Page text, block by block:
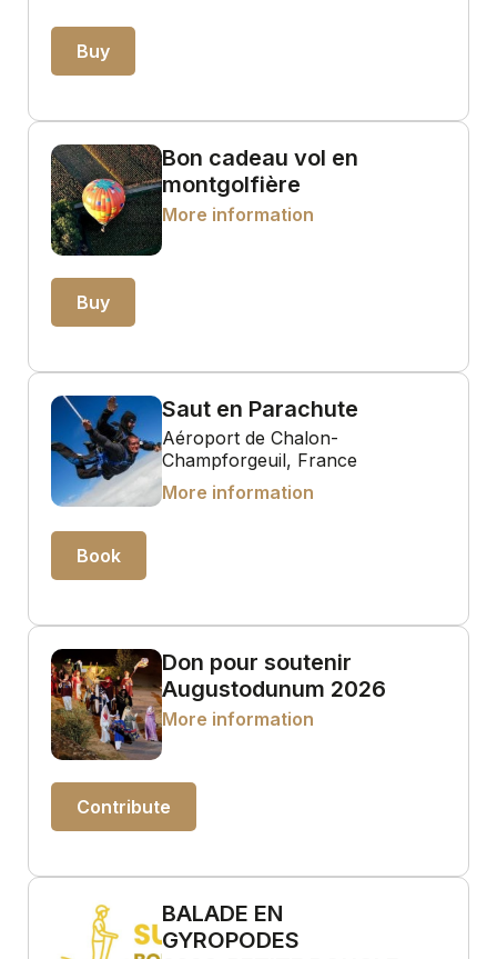
Buy
Bon cadeau vol en
montgolfière
More information
Buy
Saut en Parachute
Aéroport de Chalon-
Champforgeuil, France
More information
Book
Don pour soutenir
Augustodunum 2026
More information
Contribute
BALADE EN
GYROPODES